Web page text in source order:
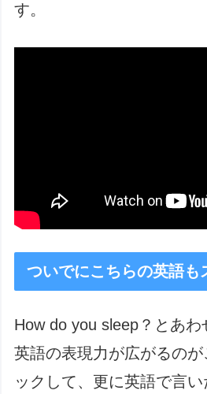
す。
ついでにこちらの英語も
How do you sleep？とあわ
英語の表現力が広がるのが
ックして、更に英語で言